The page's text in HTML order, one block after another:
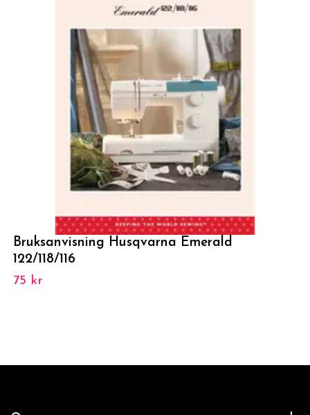
Bruksanvisning Husqvarna Emerald
122/118/116
75 kr